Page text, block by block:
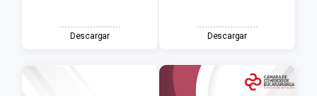
Descargar Descargar